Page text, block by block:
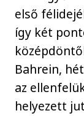
első
így két
Bahrein,
az
helyezett